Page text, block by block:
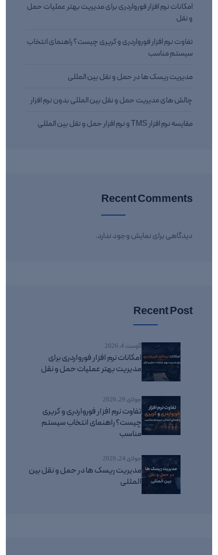
امکانات نرم افزار فورواردری برای مدیریت بهتر عملیات حمل
و نقل
تفاوت نرم افزار فورواردری و کریری چیست؟ راهنمای انتخاب
سیستم مناسب
مدیریت ریسک ها در حمل و نقل بین المللی
چالش های مدیریت حمل و نقل بین المللی بدون نرم افزار
مقایسه نرم افزار TMS و نرم افزار حمل و نقل بین المللی
Recent Comments
دیدگاهی برای نمایش وجود ندارد.
Recent Post
آگوست 4, 2026
امکانات نرم افزار فورواردری برای
مدیریت بهتر عملیات حمل و نقل
جولای 29, 2026
تفاوت نرم افزار فورواردری و کریری
چیست؟ راهنمای انتخاب سیستم
مناسب
جولای 24, 2026
مدیریت ریسک ها در حمل و نقل بین
المللی